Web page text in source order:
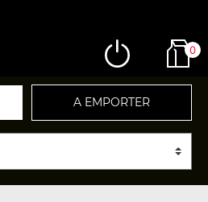
0
A EMPORTER